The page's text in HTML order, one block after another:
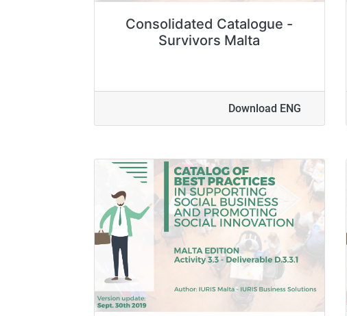
Consolidated Catalogue -
Survivors Malta
Download ENG